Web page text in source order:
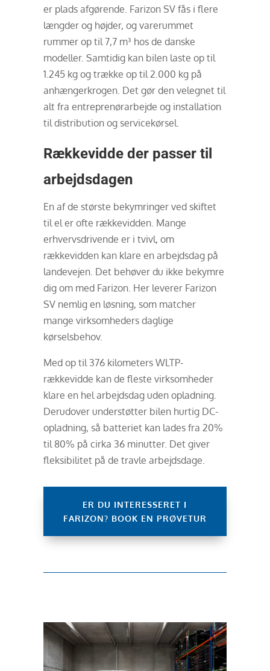
er plads afgørende. Farizon SV fås i flere
længder og højder, og varerummet
rummer op til 7,7 m³ hos de danske
modeller. Samtidig kan bilen laste op til
1.245 kg og trække op til 2.000 kg på
anhængerkrogen. Det gør den velegnet til
alt fra entreprenørarbejde og installation
til distribution og servicekørsel.
Rækkevidde der passer til
arbejdsdagen
En af de største bekymringer ved skiftet
til el er ofte rækkevidden. Mange
erhvervsdrivende er i tvivl, om
rækkevidden kan klare en arbejdsdag på
landevejen. Det behøver du ikke bekymre
dig om med Farizon. Her leverer Farizon
SV nemlig en løsning, som matcher
mange virksomheders daglige
kørselsbehov.
Med op til 376 kilometers WLTP-
rækkevidde kan de fleste virksomheder
klare en hel arbejdsdag uden opladning.
Derudover understøtter bilen hurtig DC-
opladning, så batteriet kan lades fra 20%
til 80% på cirka 36 minutter. Det giver
fleksibilitet på de travle arbejdsdage.
ER DU INTERESSERET I
FARIZON? BOOK EN PRØVETUR